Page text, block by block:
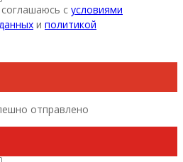
с условиями
и политикой
отправлено